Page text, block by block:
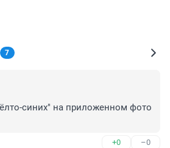
7
синих" на приложенном фото
+0 –0